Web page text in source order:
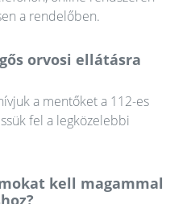
a rendelőben.
orvosi ellátásra
a mentőket a 112-es
fel a legközelebbi
kell magammal